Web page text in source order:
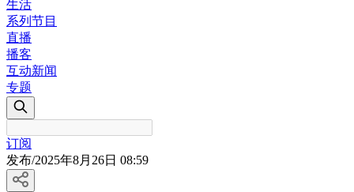
生活
系列节目
直播
播客
互动新闻
专题
订阅
发布/2025年8月26日 08:59